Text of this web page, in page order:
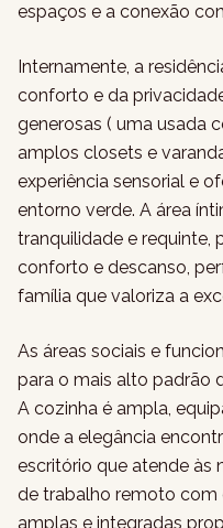
espaços e a conexão
Internamente, a
conforto e da
generosas ( uma usada
amplos closets e
experiência sensorial e
entorno verde. A área
tranquilidade e requinte,
conforto e descanso,
família que valoriza a
As áreas sociais e
para o mais alto padrão
A cozinha é ampla,
onde a elegância
escritório que atende às
de trabalho remoto com
amplas e integradas